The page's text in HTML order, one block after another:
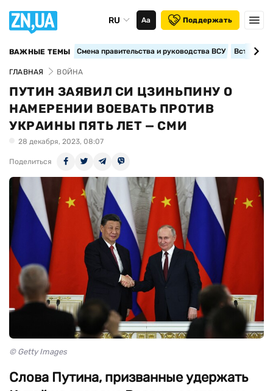
RU Аа Поддержать
ВАЖНЫЕ ТЕМЫ Смена правительства и руководства ВСУ
ГЛАВНАЯ ВОЙНА
ПУТИН ЗАЯВИЛ СИ ЦЗИНЬПИНУ О
НАМЕРЕНИИ ВОЕВАТЬ ПРОТИВ
УКРАИНЫ ПЯТЬ ЛЕТ — СМИ
28 декабря, 2023, 08:07
Поделиться
© Getty Images
Слова Путина, призванные удержать